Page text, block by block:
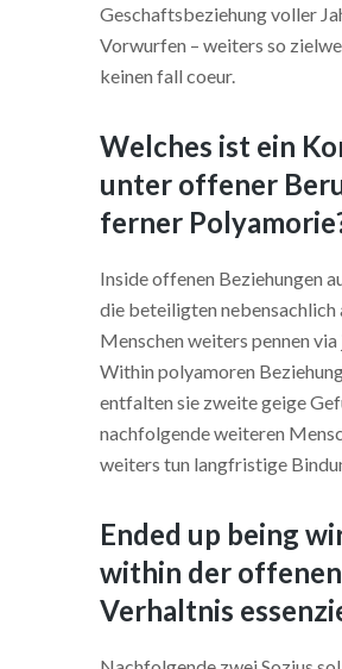
Geschaftsbeziehung voller
Vorwurfen – weiters so
keinen fall coeur.
Welches ist ein
unter offener
ferner
Inside offenen Beziehungen
die beteiligten
Menschen weiters pennen via
Within polyamoren
entfalten sie zweite geige
nachfolgende weiteren
weiters tun langfristige
Ended up being
within der offenen
Verhaltnis